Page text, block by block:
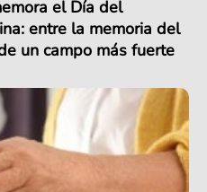
el Día del
entre la memoria del
un campo más fuerte